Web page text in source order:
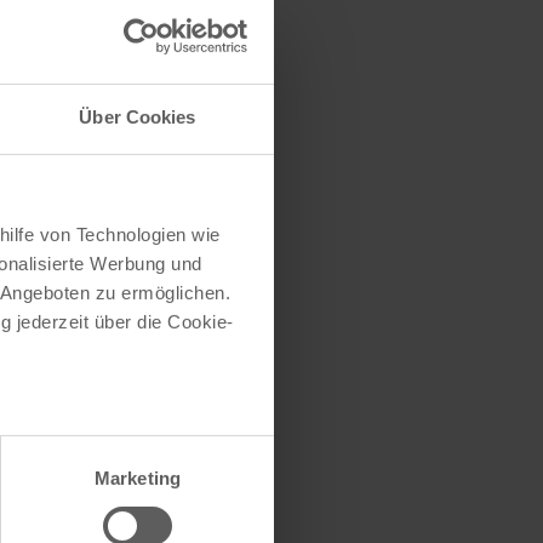
Über Cookies
von Technologien wie
Werbung und
zu ermöglichen.
jederzeit über die Cookie-
sein können
Präferenzen imAbschnitt
Marketing
herausfinden
(oder einen Teil